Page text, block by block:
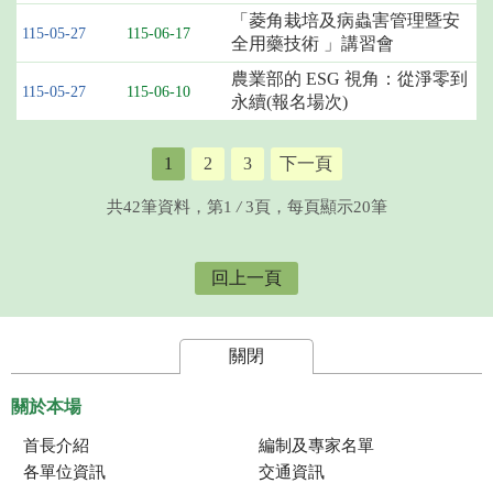
115-05-27 115-06-17
「菱角栽培及病蟲害管理暨安
全用藥技術 」講習會
115-05-27 115-06-10
農業部的 ESG 視角：從淨零到
永續(報名場次)
1 2 3 下一頁
共42筆資料，第1 /3頁，每頁顯示20筆
回上一頁
關閉
關於本場
首長介紹
編制及專家名單
各單位資訊
交通資訊